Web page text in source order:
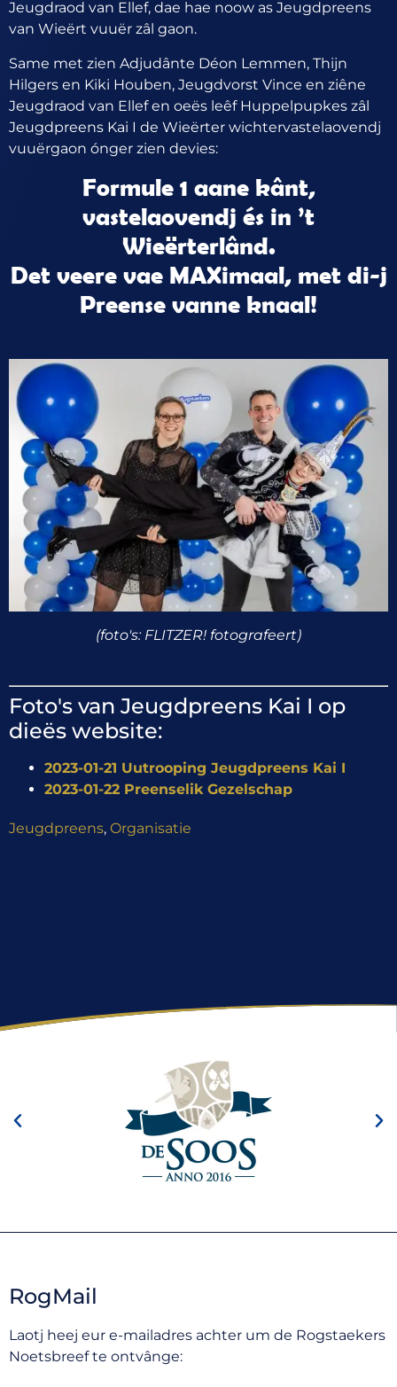
Jeugdraod van Ellef, dae hae noow as Jeugdpreens
van Wieërt vuuër zâl gaon.
Same met zien Adjudânte Déon Lemmen, Thijn
Hilgers en Kiki Houben, Jeugdvorst Vince en ziêne
Jeugdraod van Ellef en oeës leêf Huppelpupkes zâl
Jeugdpreens Kai I de Wieërter wichtervastelaovendj
vuuërgaon ónger zien devies:
Formule 1 aane kânt,
vastelaovendj és in ’t
Wieërterlând.
Det veere vae MAXimaal, met di-j
Preense vanne knaal!
(foto's: FLITZER! fotografeert)
Foto's van Jeugdpreens Kai I op
dieës website:
2023-01-21 Uutrooping Jeugdpreens Kai I
2023-01-22 Preenselik Gezelschap
Jeugdpreens, Organisatie
RogMail
Laotj heej eur e-mailadres achter um de Rogstaekers
Noetsbreef te ontvânge: